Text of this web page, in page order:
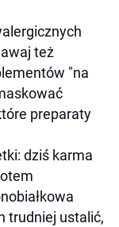
też
"na
preparaty
dziś karma
trudniej ustalić,